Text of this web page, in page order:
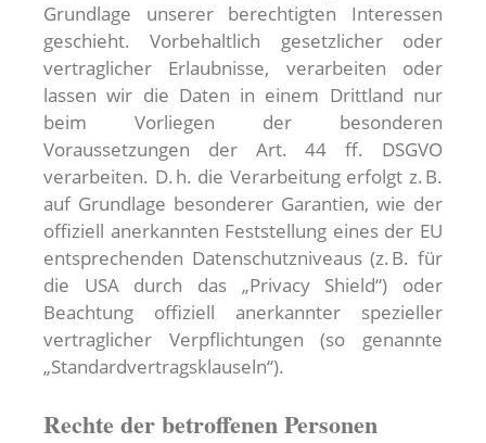
Grundlage unserer berechtigten Interessen
geschieht. Vorbehaltlich gesetzlicher oder
vertraglicher Erlaubnisse, verarbeiten oder
lassen wir die Daten in einem Drittland nur
beim Vorliegen der besonderen
Voraussetzungen der Art. 44 ff. DSGVO
verarbeiten. D. h. die Verarbeitung erfolgt z. B.
auf Grundlage besonderer Garantien, wie der
offiziell anerkannten Feststellung eines der EU
entsprechenden Datenschutzniveaus (z. B. für
die USA durch das „Privacy Shield“) oder
Beachtung offiziell anerkannter spezieller
vertraglicher Verpflichtungen (so genannte
„Standardvertragsklauseln“).
Rechte der betroffenen Personen